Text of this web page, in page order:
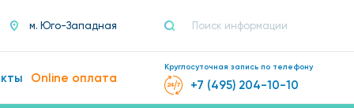
м. Юго-Западная
Online оплата
Круглосуточная запись по телефону
+7 (495) 204-10-10